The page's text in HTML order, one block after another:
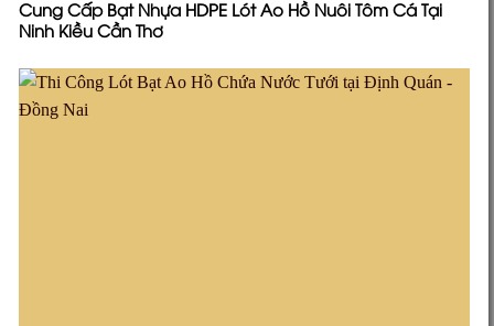
Cung Cấp Bạt Nhựa HDPE Lót Ao Hồ Nuôi Tôm Cá Tại
Ninh Kiều Cần Thơ